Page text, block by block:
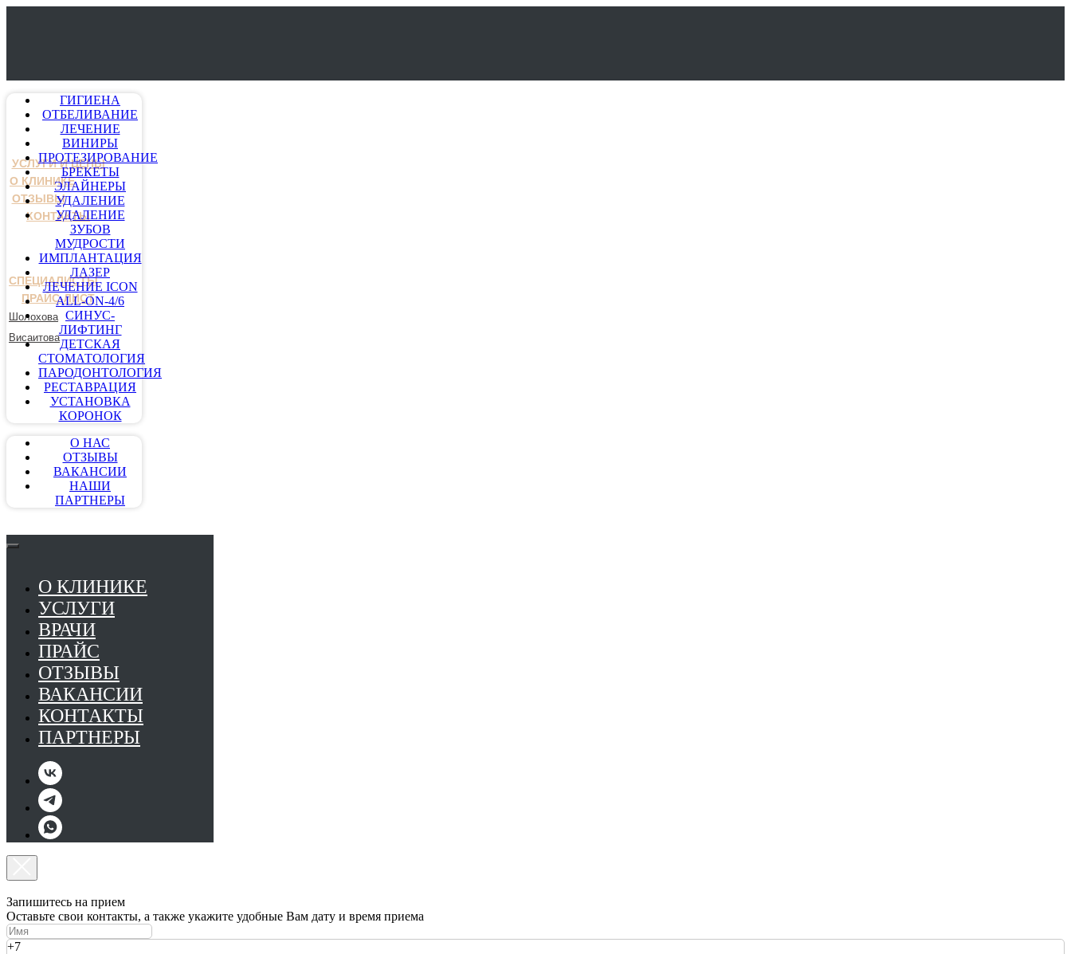
УСЛУГИ И ЦЕНЫ
О КЛИНИКЕ
ОТЗЫВЫ
КОНТАКТЫ
СПЕЦИАЛИСТЫ
ПРАЙС-ЛИСТ
Шолохова
Висаитова
ГИГИЕНА
ОТБЕЛИВАНИЕ
ЛЕЧЕНИЕ
ВИНИРЫ
ПРОТЕЗИРОВАНИЕ
БРЕКЕТЫ
ЭЛАЙНЕРЫ
УДАЛЕНИЕ
УДАЛЕНИЕ
ЗУБОВ
МУДРОСТИ
ИМПЛАНТАЦИЯ
ЛАЗЕР
ЛЕЧЕНИЕ ICON
ALL-ON-4/6
СИНУС-
ЛИФТИНГ
ДЕТСКАЯ
СТОМАТОЛОГИЯ
ПАРОДОНТОЛОГИЯ
РЕСТАВРАЦИЯ
УСТАНОВКА
КОРОНОК
О НАС
ОТЗЫВЫ
ВАКАНСИИ
НАШИ
ПАРТНЕРЫ
О КЛИНИКЕ
УСЛУГИ
ВРАЧИ
ПРАЙС
ОТЗЫВЫ
ВАКАНСИИ
КОНТАКТЫ
ПАРТНЕРЫ
Запишитесь на прием
Оставьте свои контакты, а также укажите удобные Вам дату и время приема
+7